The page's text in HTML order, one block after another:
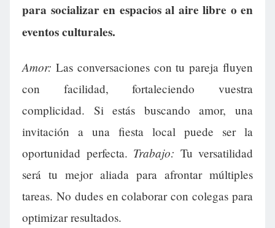
para socializar en espacios al aire libre o en
eventos culturales.
Amor: Las conversaciones con tu pareja fluyen
con facilidad, fortaleciendo vuestra
complicidad. Si estás buscando amor, una
invitación a una fiesta local puede ser la
oportunidad perfecta. Trabajo: Tu versatilidad
será tu mejor aliada para afrontar múltiples
tareas. No dudes en colaborar con colegas para
optimizar resultados.